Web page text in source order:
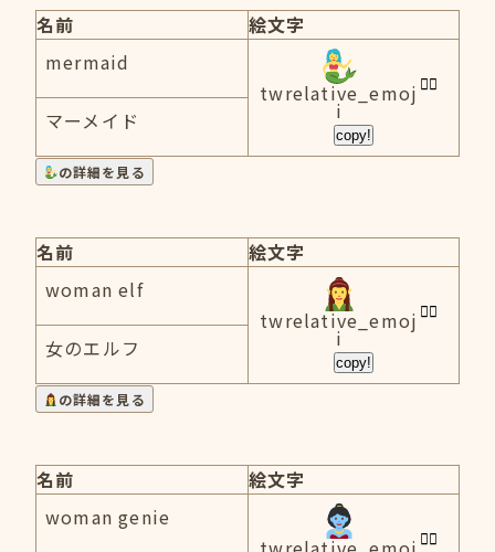
名前
絵文字
mermaid
twrelative_emoj
i
copy!
マーメイド
の詳細を見る
名前
絵文字
woman elf
twrelative_emoj
i
copy!
女のエルフ
の詳細を見る
名前
絵文字
woman genie